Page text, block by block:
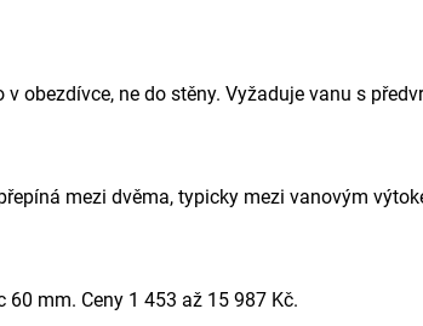
s
obezdívce, ne do stěny. Vyžaduje vanu s
mezi dvěma, typicky mezi vanovým
60 mm. Ceny 1 453 až 15 987 Kč.